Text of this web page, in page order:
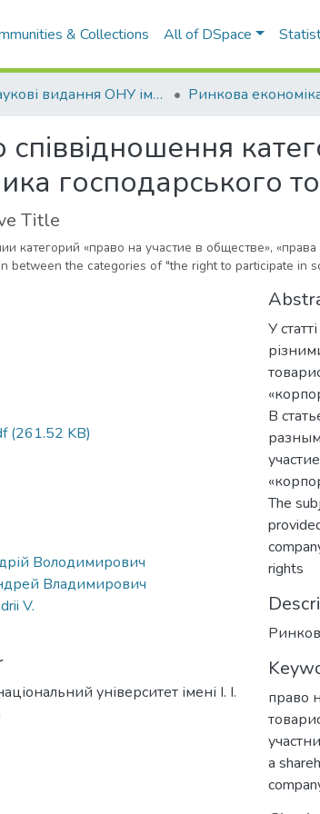
& Collections All of DSpace
Наукові видання ОНУ імені І. І. Мечникова
господарського
Title
категорий «право на участие в обществе»,
between the categories of "the right to participate in
(261.52 KB)
Володимирович
Владимирович
V.
університет імені І. І.
У
В
The
rights
право
a